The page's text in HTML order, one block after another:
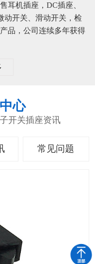
耳机插座，DC插座、
动开关、滑动开关，检
品，公司连续多年获得
心
开关插座资讯
常见问题